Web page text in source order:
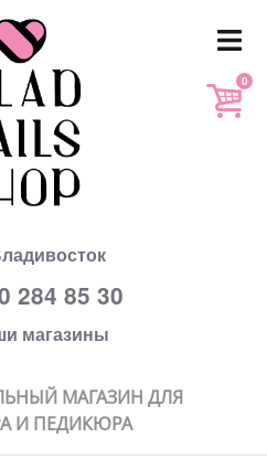
284 85 30
магазины
0
МАГАЗИН ДЛЯ
И ПЕДИКЮРА